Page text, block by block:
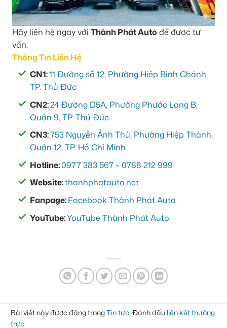
Hãy liên hệ ngay với Thành Phát Auto để được tư
vấn.
Thông Tin Liên Hệ
CN1:11 Đường số 12, Phường Hiệp Bình Chánh,
TP. Thủ Đức
CN2:24 Đường D5A, Phường Phước Long B,
Quận 9, TP. Thủ Đức
CN3:753 Nguyễn Ảnh Thủ, Phường Hiệp Thành,
Quận 12, TP. Hồ Chí Minh
Hotline:0977 383 567 –0788 212 999
Website:thanhphatauto.net
Fanpage:Facebook Thành Phát Auto
YouTube:YouTube Thành Phát Auto
Bài viết này được đăng trongTin tức. Đánh dấu liên kết thường
trực.